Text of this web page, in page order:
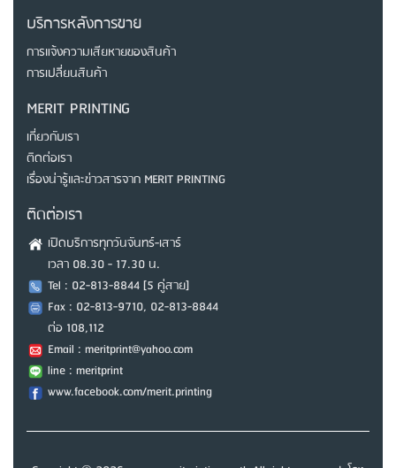
บริการหลังการขาย
การแจ้งความเสียหายของสินค้า
การเปลี่ยนสินค้า
MERIT PRINTING
เกี่ยวกับเรา
ติดต่อเรา
เรื่องน่ารู้และข่าวสารจาก MERIT PRINTING
ติดต่อเรา
เปิดบริการทุกวันจันทร์-เสาร์
เวลา 08.30 - 17.30 น.
Tel : 02-813-8844 [5 คู่สาย]
Fax : 02-813-9710, 02-813-8844
ต่อ 108,112
Email : meritprint@yahoo.com
line : meritprint
www.facebook.com/merit.printing